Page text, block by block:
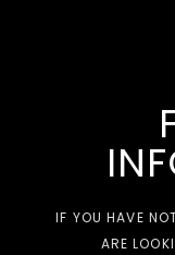
IF YOU HAVE
ARE